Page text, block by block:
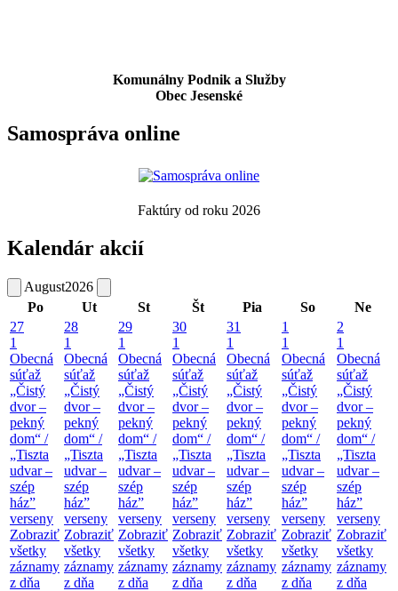
Komunálny Podnik a Služby
Obec Jesenské
Samospráva online
Faktúry od roku 2026
Kalendár akcií
August2026
Po
Ut St Št Pia So
Ne
27
1
Obecná
súťaž
„Čistý
dvor –
pekný
dom“ /
„Tiszta
udvar –
szép
ház”
verseny
Zobraziť
všetky
záznamy
z dňa
28
1
Obecná
súťaž
„Čistý
dvor –
pekný
dom“ /
„Tiszta
udvar –
szép
ház”
verseny
Zobraziť
všetky
záznamy
z dňa
29
1
Obecná
súťaž
„Čistý
dvor –
pekný
dom“ /
„Tiszta
udvar –
szép
ház”
verseny
Zobraziť
všetky
záznamy
z dňa
30
1
Obecná
súťaž
„Čistý
dvor –
pekný
dom“ /
„Tiszta
udvar –
szép
ház”
verseny
Zobraziť
všetky
záznamy
z dňa
31
1
Obecná
súťaž
„Čistý
dvor –
pekný
dom“ /
„Tiszta
udvar –
szép
ház”
verseny
Zobraziť
všetky
záznamy
z dňa
1
1
Obecná
súťaž
„Čistý
dvor –
pekný
dom“ /
„Tiszta
udvar –
szép
ház”
verseny
Zobraziť
všetky
záznamy
z dňa
2
1
Obecná
súťaž
„Čistý
dvor –
pekný
dom“ /
„Tiszta
udvar –
szép
ház”
verseny
Zobraziť
všetky
záznamy
z dňa